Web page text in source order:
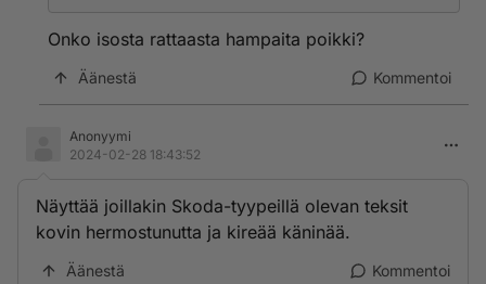
Onko isosta rattaasta hampaita poikki?
Äänestä Kommentoi
Anonyymi
2024-02-28 18:43:52
Näyttää joillakin Skoda-tyypeillä olevan teksit
kovin hermostunutta ja kireää käninää.
Äänestä Kommentoi